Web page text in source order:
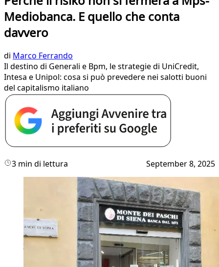
Mediobanca. E quello che conta
davvero
di Marco Ferrando
Il destino di Generali e Bpm, le strategie di UniCredit,
Intesa e Unipol: cosa si può prevedere nei salotti buoni
del capitalismo italiano
3 min di lettura September 8, 2025